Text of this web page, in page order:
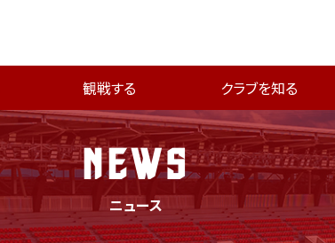
観戦する クラブを知る
NEWS
ニュース